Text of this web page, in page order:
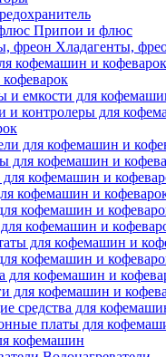
Припои и флюс
Хладагенты,
и емкости для
и контролеры для
для кофемашин и
для кофемашин и
кофемашин и
кофемашин и
кофемашин и
кофемашин и
для кофемашин и
кофемашин и
для кофемашин и
для кофемашин и
средства для
платы для
кофемашин